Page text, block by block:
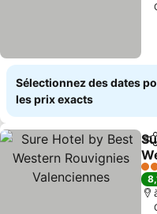
Sélectionnez des dates
les prix exacts
3